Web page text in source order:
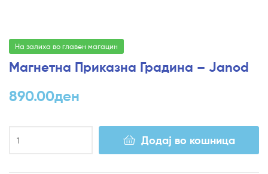
На залиха во главен магацин
Магнетна Приказна Градина – Janod
890.00ден
Додај во кошница